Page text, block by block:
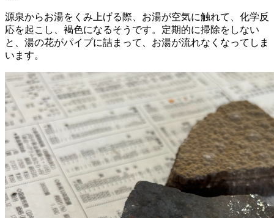
源泉からお湯をくみ上げる際、お湯が空気に触れて、化学反
応を起こし、褐色になるそうです。定期的に掃除をしない
と、湯の花がパイプに詰まって、お湯が流れなくなってしま
います。